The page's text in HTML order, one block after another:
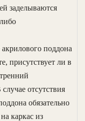
заделываются
поддона
присутствует ли в
отсутствия
обязательно
каркас из